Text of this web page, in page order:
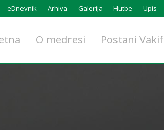
eDnevnik Arhiva Galerija Hutbe Upis
O medresi Postani Vakif